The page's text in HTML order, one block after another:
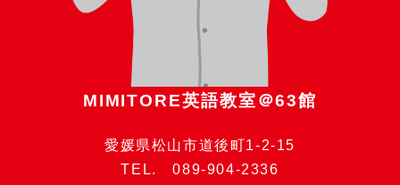
MIMITORE英語教室＠63館
愛媛県松山市道後町1-2-15
TEL. 089-904-2336